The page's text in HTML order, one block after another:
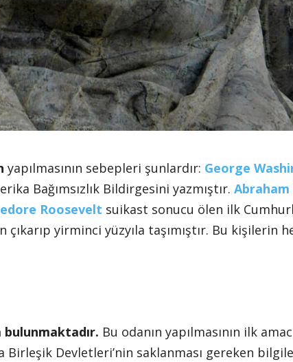
yapılmasının sebepleri şunlardır: George
Bağımsızlık Bildirgesini yazmıştır.
Roosevelt suikast sonucu ölen ilk
yirminci yüzyıla taşımıştır. Bu kişilerin
bulunmaktadır. Bu odanın yapılmasının ilk
Devletleri’nin saklanması gereken